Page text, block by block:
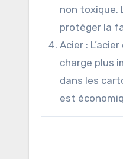
non toxique.
protéger la
Acier :
charge plus
dans les
est